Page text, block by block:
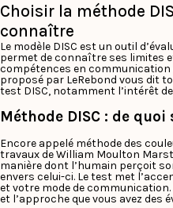
Choisir la méthode
connaître
Le modèle DISC est un outil
permet de connaître ses limites
compétences en communication
proposé par LeRebond vous dit
test DISC, notamment l’intérêt
Méthode DISC : de quoi
Encore appelé méthode des
travaux de William Moulton
manière dont l’humain perçoit
envers celui-ci. Le test met
et votre mode de
et l’approche que vous avez des